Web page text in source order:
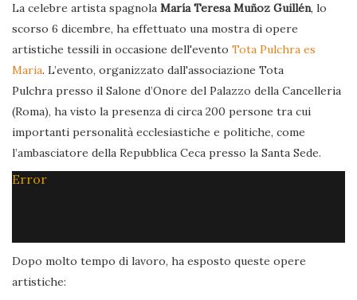
La celebre artista spagnola María Teresa Muñoz Guillén, lo
scorso 6 dicembre, ha effettuato una mostra di opere
artistiche tessili in occasione dell'evento Tota Pulchra es
Maria. L’evento, organizzato dall'associazione Tota
Pulchra presso il Salone d’Onore del Palazzo della Cancelleria
(Roma), ha visto la presenza di circa 200 persone tra cui
importanti personalità ecclesiastiche e politiche, come
l’ambasciatore della Repubblica Ceca presso la Santa Sede.
Error
Dopo molto tempo di lavoro, ha esposto queste opere
artistiche: